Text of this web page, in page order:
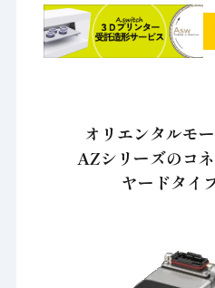
オリエンタルモ
AZシリーズのコ
ヤードタイ